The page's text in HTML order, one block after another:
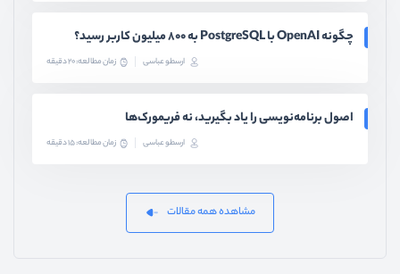
چگونه OpenAI با PostgreSQL به ۸۰۰ میلیون کاربر رسید؟
ارسطو عباسی زمان مطالعه: 20 دقیقه
اصول برنامه‌نویسی را یاد بگیرید، نه فریمورک‌ها
ارسطو عباسی زمان مطالعه: 15 دقیقه
مشاهده همه مقالات